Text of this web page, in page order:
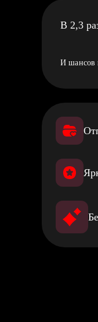
В 2,3
И шансов